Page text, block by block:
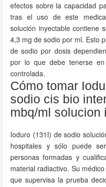
efectos sobre la capacidad
tras el uso de este
solución inyectable contiene
4,3 mg de sodio por ml. Esto
de sodio por dosis
por lo que debe tenerse
controlada.
Cómo tomar
sodio cis bio
mbq/ml solucion
Ioduro (131I) de sodio
hospitales y sólo puede
personas formadas y
material radiactivo. Su
que supervisa la prueba